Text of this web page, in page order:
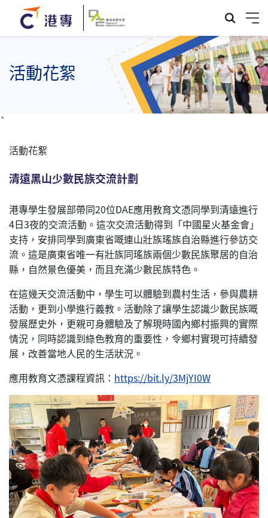
活動花絮
`
活動花絮
清遠黑山少數民族交流計劃
港專學生發展部帶同20位DAE應用教育文憑同學到清遠進行
4日3夜的交流活動。這次交流活動得到「中國星火基金會」
支持，安排同學到廣東省嘅連山壯族瑤族自治縣進行參訪交
流。這是廣東省唯一有壯族同瑤族兩個少數民族聚居的自治
縣，自然景色優美，而且充滿少數民族特色。
在這幾天交流活動中，學生可以體驗到農村生活，參與農耕
活動，更到小學進行義教。活動除了讓學生認識少數民族嘅
發展歷史外，更親可身體驗及了解現時國內鄉村振興的實際
情況，同時認識到綠色教育的重要性，令鄉村實現可持續發
展，改善當地人民的生活狀況。
應用教育文憑課程資訊： https://bit.ly/3MjYI0W